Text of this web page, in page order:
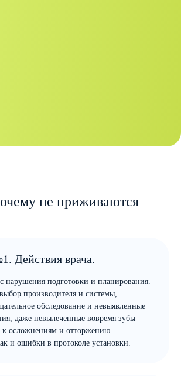
не приживаются
Действия врача.
нарушения подготовки и планирования.
производителя и системы,
обследование и невыявленные
даже невылеченные вовремя зубы
к осложнениям и отторжению
и ошибки в протоколе установки.